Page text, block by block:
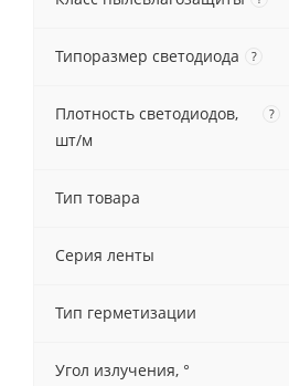
Типоразмер светодиода ?
Плотность светодиодов,
шт/м
?
Тип товара
Серия ленты
Тип герметизации
Угол излучения, °